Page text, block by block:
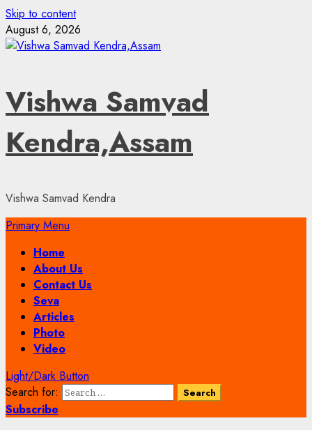
Skip to content
August 6, 2026
Vishwa Samvad
Kendra,Assam
Vishwa Samvad Kendra
Primary Menu
Home
About Us
Contact Us
Seva
Articles
Photo
Video
Light/Dark Button
Search for:
Subscribe